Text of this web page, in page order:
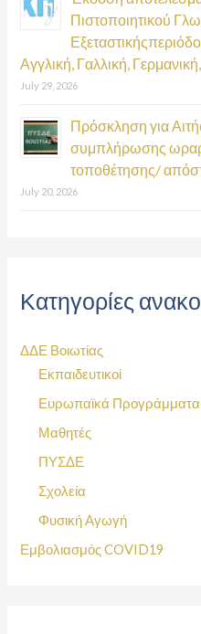
Πιστοποιητικού
Αγγλική, Γαλλική,
July 29, 2026
Πρόσκληση για
συμπλήρωσης
τοποθέτησης/
July 20, 2026
Κατηγορίες
ΔΔΕ Βοιωτίας
Εκπαιδευτικοί
Ευρωπαϊκά Προγράμματα-
Μαθητές
ΠΥΣΔΕ
Σχολεία
Φυσική Αγωγή
Εμβολιασμός COVID19